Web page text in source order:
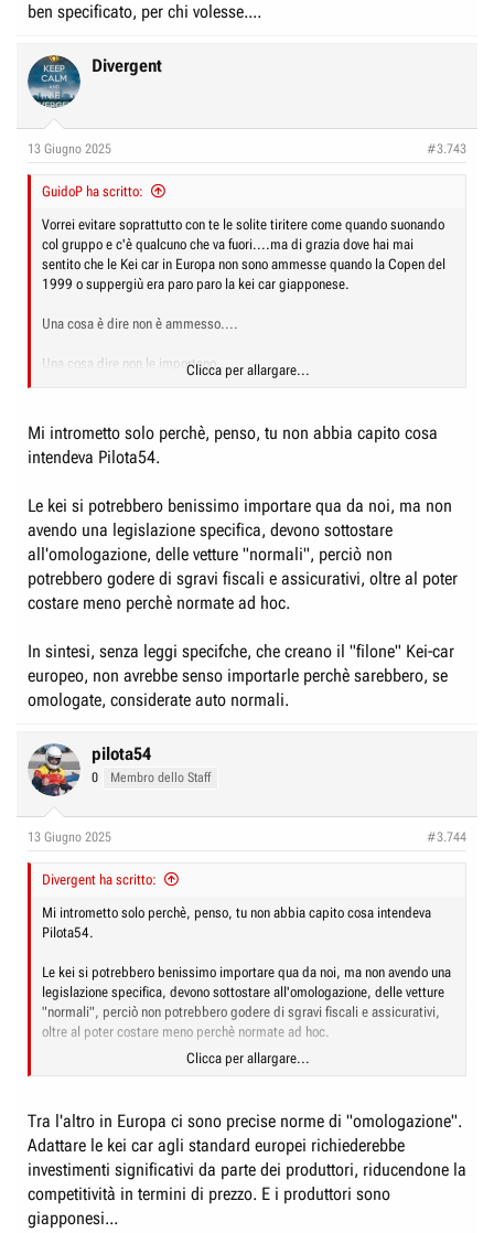
ben specificato, per chi volesse....
Divergent
13 Giugno 2025 #3.743
GuidoP ha scritto:
Vorrei evitare soprattutto con te le solite tiritere come quando suonando
col gruppo e c'è qualcuno che va fuori....ma di grazia dove hai mai
sentito che le Kei car in Europa non sono ammesse quando la Copen del
1999 o suppergiù era paro paro la kei car giapponese.
Una cosa è dire non è ammesso....
Una cosa dire non le importano....
sono un pò troppi se le auto, di grazia, non fossero importabili...non
credi?
con il cruscotto simmetrico, ossia indipendentemente dalla guida a
destra e sinistra i componenti sono sempre quelli, se non vi fosse stata
una possibilità per queste auto in Europa....ma se sono non ammesse
per cosa fanno questo? Per l'asia dove la guida è quasi sempre a destra?
O chessò per esportare in qualche paese africano quelle poche
unità.....ovvio che è l'europa il target come lo era per Daihatsu che
forse ci si capisce di più, in europa con caratteristiche per gli europei.
MA la larghezza era sempre quella di 1,48 fidati....e la lunghezza coi
paraurti maggiorati di poco sopra alla soglia dei 3,40....
direi) e attorno a pasqua sembrava, dico sembrava che a luglio un lotto
di Hustlers sarebbe stato omologato con guida a sinistra e paraurto
maggiorato....ma non le vedo.....
A meno che ah meno che meno... forse ha parlato il presidente stellare
sull'argomento e magari magari...ideuccia.....dopo un accrocchio
magari queste, visto che ci sono dei fondi governativi...però solo per kei
P.S. che sappia io c'è una concessionaria di cui ho visto la pubblicità,
nell'importazione di auto, anche Kei car, come ben specificato, per chi
volesse....
Clicca per allargare...
Mi intrometto solo perchè, penso, tu non abbia capito cosa
intendeva Pilota54.
Le kei si potrebbero benissimo importare qua da noi, ma non
avendo una legislazione specifica, devono sottostare
all'omologazione, delle vetture "normali", perciò non
potrebbero godere di sgravi fiscali e assicurativi, oltre al poter
costare meno perchè normate ad hoc.
In sintesi, senza leggi specifche, che creano il "filone" Kei-car
europeo, non avrebbe senso importarle perchè sarebbero, se
omologate, considerate auto normali.
pilota54
0 Membro dello Staff
13 Giugno 2025 #3.744
Divergent ha scritto:
Mi intrometto solo perchè, penso, tu non abbia capito cosa intendeva
Pilota54.
Le kei si potrebbero benissimo importare qua da noi, ma non avendo una
legislazione specifica, devono sottostare all'omologazione, delle vetture
"normali", perciò non potrebbero godere di sgravi fiscali e assicurativi,
oltre al poter costare meno perchè normate ad hoc.
In sintesi, senza leggi specifche, che creano il "filone" Kei-car europeo,
considerate auto normali.
Clicca per allargare...
Tra l'altro in Europa ci sono precise norme di "omologazione".
Adattare le kei car agli standard europei richiederebbe
investimenti significativi da parte dei produttori, riducendone la
competitività in termini di prezzo. E i produttori sono
giapponesi...